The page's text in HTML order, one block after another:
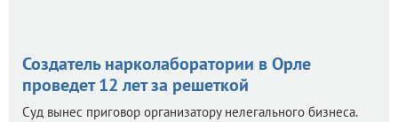
Создатель нарколаборатории в Орле
проведет 12 лет за решеткой
Суд вынес приговор организатору нелегального бизнеса.